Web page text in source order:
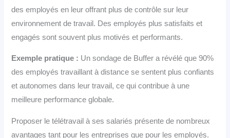
des employés en leur offrant plus de contrôle sur leur
environnement de travail. Des employés plus satisfaits et
engagés sont souvent plus motivés et performants.
Exemple pratique : Un sondage de Buffer a révélé que 90%
des employés travaillant à distance se sentent plus confiants
et autonomes dans leur travail, ce qui contribue à une
meilleure performance globale.
Proposer le télétravail à ses salariés présente de nombreux
avantages tant pour les entreprises que pour les employés.